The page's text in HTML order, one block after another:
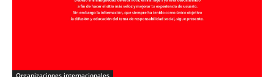
Organizaciones internacionales